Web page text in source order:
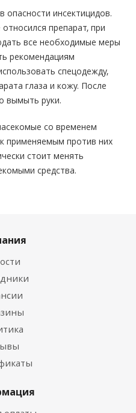
опасности инсектицидов.
препарат, при
все необходимые меры
рекомендациям
спецодежду,
глаза и кожу. После
вымыть руки.
со временем
применяемым против них
стоит менять
средства.